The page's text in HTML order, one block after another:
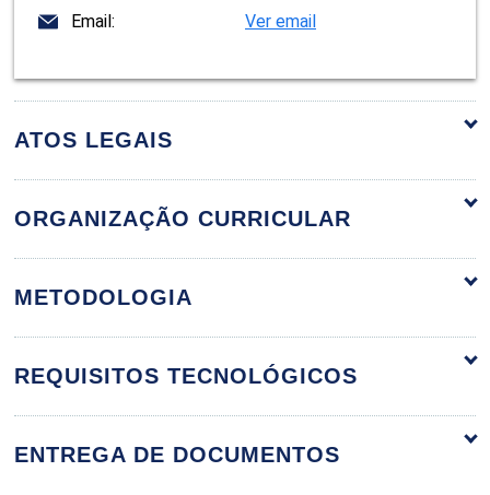
Email: Ver email
ATOS LEGAIS
ORGANIZAÇÃO CURRICULAR
60h
Urológica e Ginecológica
METODOLOGIA
REQUISITOS TECNOLÓGICOS
ENTREGA DE DOCUMENTOS